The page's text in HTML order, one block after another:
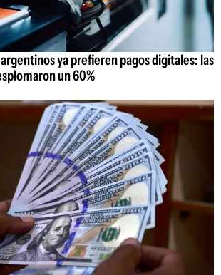
ya prefieren pagos digitales: las
un 60%